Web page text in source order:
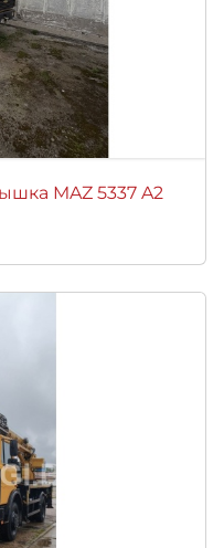
MAZ 5337 A2